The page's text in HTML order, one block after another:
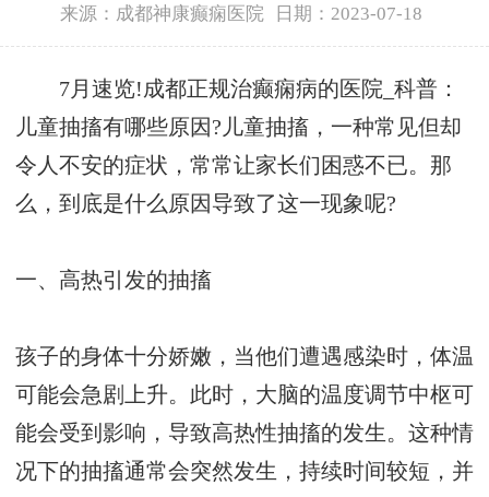
来源：成都神康癫痫医院 日期：2023-07-18
7月速览!成都正规治癫痫病的医院_科普：
儿童抽搐有哪些原因?儿童抽搐，一种常见但却
令人不安的症状，常常让家长们困惑不已。那
么，到底是什么原因导致了这一现象呢?
一、高热引发的抽搐
孩子的身体十分娇嫩，当他们遭遇感染时，体温
可能会急剧上升。此时，大脑的温度调节中枢可
能会受到影响，导致高热性抽搐的发生。这种情
况下的抽搐通常会突然发生，持续时间较短，并